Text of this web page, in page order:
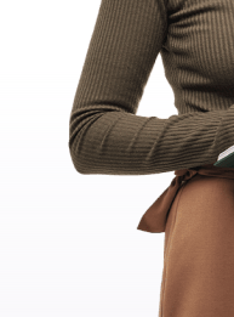
Чему
В сказке
которые
Сказка